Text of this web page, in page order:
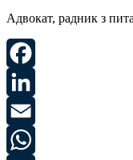
Адвокат, радник з
Facebook
LinkedIn
Email